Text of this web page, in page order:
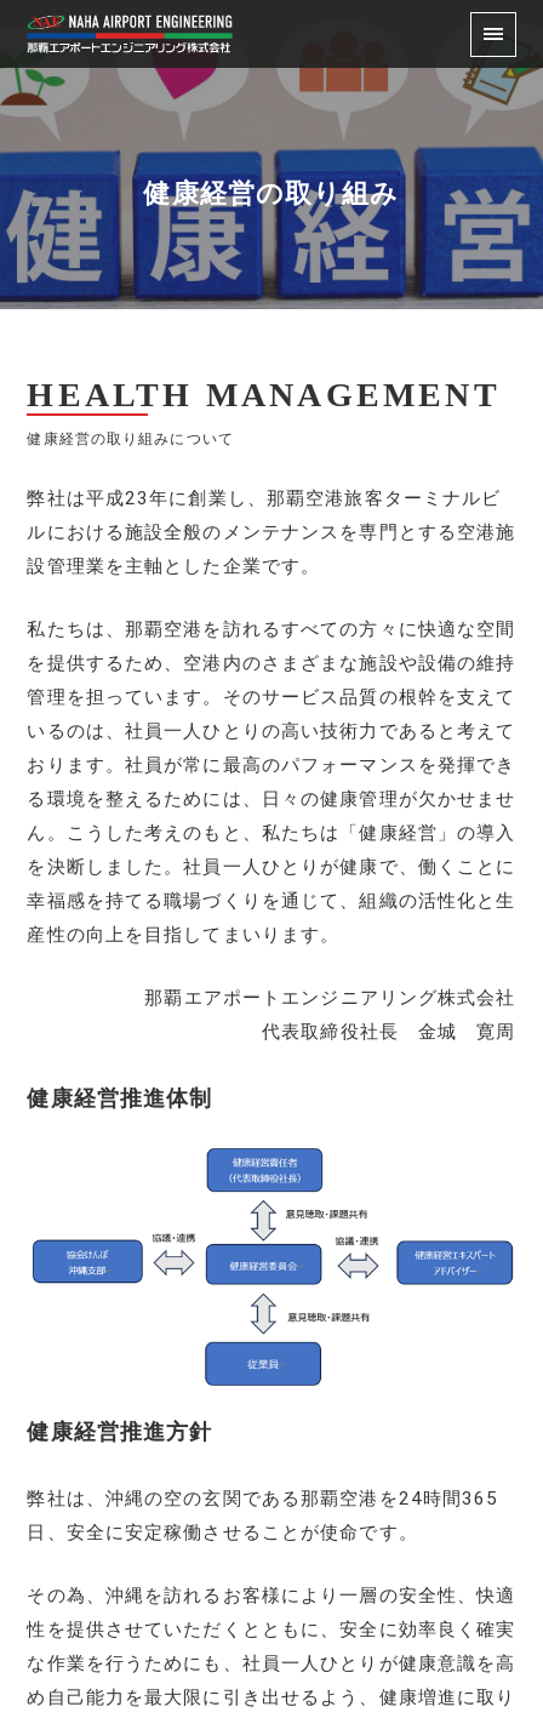
健康経営の取り組み
HEALTH MANAGEMENT
健康経営の取り組みについて
弊社は平成23年に創業し、那覇空港旅客ターミナルビ
ルにおける施設全般のメンテナンスを専門とする空港施
設管理業を主軸とした企業です。
私たちは、那覇空港を訪れるすべての方々に快適な空間
を提供するため、空港内のさまざまな施設や設備の維持
管理を担っています。そのサービス品質の根幹を支えて
いるのは、社員一人ひとりの高い技術力であると考えて
おります。社員が常に最高のパフォーマンスを発揮でき
る環境を整えるためには、日々の健康管理が欠かせませ
ん。こうした考えのもと、私たちは「健康経営」の導入
を決断しました。社員一人ひとりが健康で、働くことに
幸福感を持てる職場づくりを通じて、組織の活性化と生
産性の向上を目指してまいります。
那覇エアポートエンジニアリング株式会社
代表取締役社長 金城 寛周
健康経営推進体制
健康経営推進方針
弊社は、沖縄の空の玄関である那覇空港を24時間365
日、安全に安定稼働させることが使命です。
その為、沖縄を訪れるお客様により一層の安全性、快適
性を提供させていただくとともに、安全に効率良く確実
な作業を行うためにも、社員一人ひとりが健康意識を高
め自己能力を最大限に引き出せるよう、健康増進に取り